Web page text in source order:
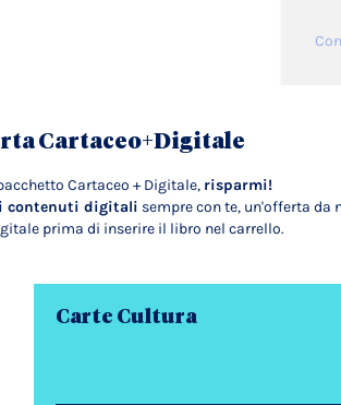
Cartaceo+Digitale
Cartaceo + Digitale, risparmi!
contenuti digitali sempre con te, un'offerta da
prima di inserire il libro nel carrello.
Carte Cultura